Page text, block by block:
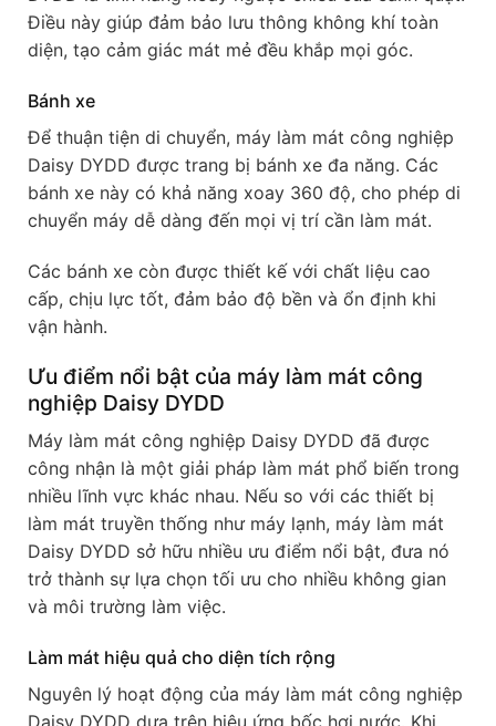
Điều này giúp đảm bảo lưu thông không khí toàn
diện, tạo cảm giác mát mẻ đều khắp mọi góc.
Bánh xe
Để thuận tiện di chuyển, máy làm mát công nghiệp
Daisy DYDD được trang bị bánh xe đa năng. Các
bánh xe này có khả năng xoay 360 độ, cho phép di
chuyển máy dễ dàng đến mọi vị trí cần làm mát.
Các bánh xe còn được thiết kế với chất liệu cao
cấp, chịu lực tốt, đảm bảo độ bền và ổn định khi
vận hành.
Ưu điểm nổi bật của máy làm mát công
nghiệp Daisy DYDD
Máy làm mát công nghiệp Daisy DYDD đã được
công nhận là một giải pháp làm mát phổ biến trong
nhiều lĩnh vực khác nhau. Nếu so với các thiết bị
làm mát truyền thống như máy lạnh, máy làm mát
Daisy DYDD sở hữu nhiều ưu điểm nổi bật, đưa nó
trở thành sự lựa chọn tối ưu cho nhiều không gian
và môi trường làm việc.
Làm mát hiệu quả cho diện tích rộng
Nguyên lý hoạt động của máy làm mát công nghiệp
Daisy DYDD dựa trên hiệu ứng bốc hơi nước. Khi